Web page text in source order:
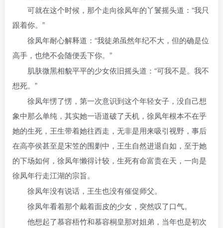
可就在这个时候，那个走向徐凤年的丫鬟摇头道：“我只
跟着你。”
徐凤年耐心解释道：“我徒弟虽然年纪不大，但的确是位
高手，也绝不会随便丢下你。”
肌肤微黑相貌平平的少女依旧摇头道：“可我不是。我不
想死。”
徐凤年愣了愣，第一次意识到这个年轻女子，没自己想
象中那么单纯，其实她一语道破了天机，徐凤年根本不在乎
她的生死，王生带着她往西走，无非是用来吸引视野，事后
在高亭侯甚至是宋笠的围剿中，王生自然进退自如，至于她
的下场如何，徐凤年懒得计较，生死有命富贵在天，一向是
徐凤年行走江湖的宗旨。
徐凤年没有说话，王生也没有催促师父。
徐凤年看着那个戴着面皮的少女，突然叹了口气。
他想起了慕容梧竹和慕容桐皇那对姐弟，当年也是初次